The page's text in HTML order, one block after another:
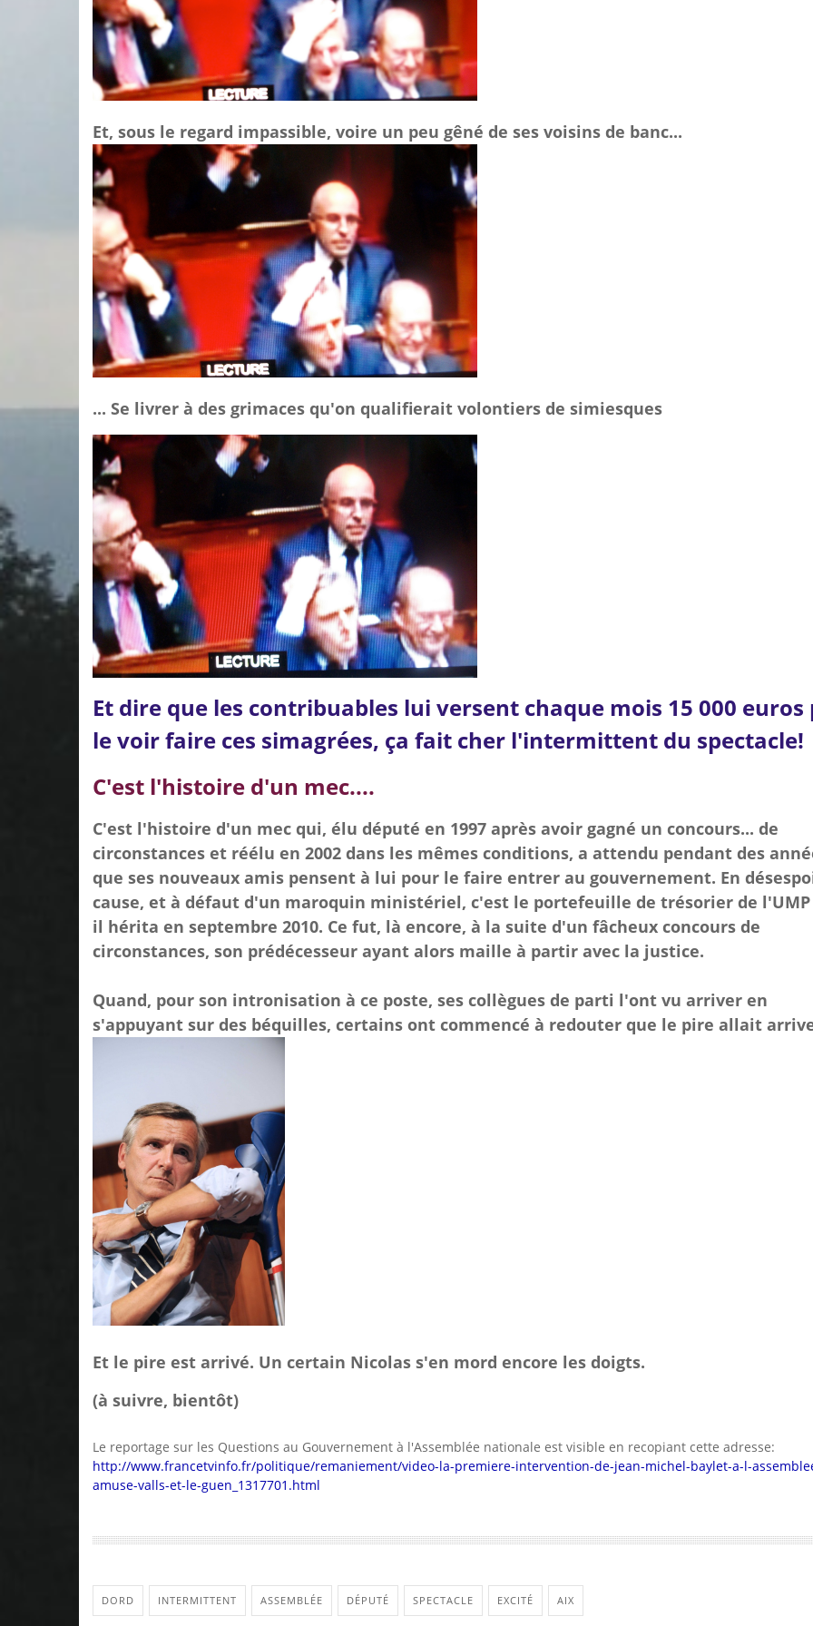
Et, sous le regard impassible, voire un peu gêné de ses voisins de banc...
... Se livrer à des grimaces qu'on qualifierait volontiers de simiesques
Et dire que les contribuables lui versent chaque mois 15 000 euros
le voir faire ces simagrées, ça fait cher l'intermittent du spectacle!
C'est l'histoire d'un mec....
C'est l'histoire d'un mec qui, élu député en 1997 après avoir gagné un concours... de
circonstances et réélu en 2002 dans les mêmes conditions, a attendu pendant des
que ses nouveaux amis pensent à lui pour le faire entrer au gouvernement. En
cause, et à défaut d'un maroquin ministériel, c'est le portefeuille de trésorier de
il hérita en septembre 2010. Ce fut, là encore, à la suite d'un fâcheux concours de
circonstances, son prédécesseur ayant alors maille à partir avec la justice.
Quand, pour son intronisation à ce poste, ses collègues de parti l'ont vu arriver en
s'appuyant sur des béquilles, certains ont commencé à redouter que le pire allait
Et le pire est arrivé. Un certain Nicolas s'en mord encore les doigts.
(à suivre, bientôt)
Le reportage sur les Questions au Gouvernement à l'Assemblée nationale est visible en recopiant cette adresse:
http://www.francetvinfo.fr/politique/remaniement/video-la-premiere-intervention-de-jean-michel-baylet-a-l-
amuse-valls-et-le-guen_1317701.html
DORD INTERMITTENT ASSEMBLÉE DÉPUTÉ SPECTACLE EXCITÉ AIX